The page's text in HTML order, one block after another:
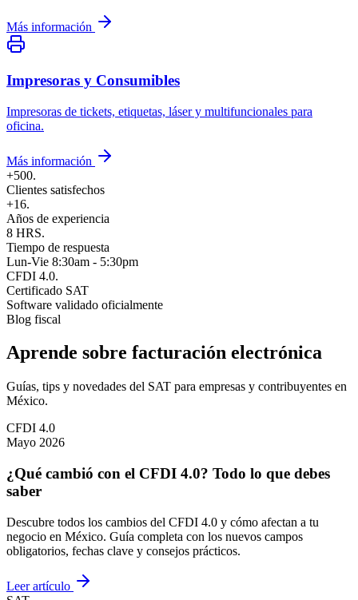
Más información
Impresoras y Consumibles
Impresoras de tickets, etiquetas, láser y multifuncionales para
oficina.
Más información
+500.
Clientes satisfechos
+16.
Años de experiencia
8 HRS.
Tiempo de respuesta
Lun-Vie 8:30am - 5:30pm
CFDI 4.0.
Certificado SAT
Software validado oficialmente
Blog fiscal
Aprende sobre facturación electrónica
Guías, tips y novedades del SAT para empresas y contribuyentes en
México.
CFDI 4.0
Mayo 2026
¿Qué cambió con el CFDI 4.0? Todo lo que debes
saber
Descubre todos los cambios del CFDI 4.0 y cómo afectan a tu
negocio en México. Guía completa con los nuevos campos
obligatorios, fechas clave y consejos prácticos.
Leer artículo